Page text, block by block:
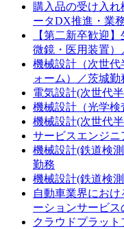
購入品の受け入
ータDX推進・業
【第二新卒歓迎
微鏡・医用装置）
機械設計（次世代
ォーム）／茨城勤
電気設計(次世代
機械設計（光学
機械設計(次世代
サービスエンジニ
機械設計(鉄道検
勤務
機械設計(鉄道検
自動車業界にお
ーションサービ
クラウドプラッ